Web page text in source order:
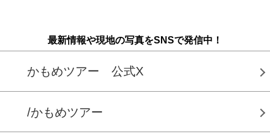
最新情報や現地の写真をSNSで発信中！
かもめツアー 公式X
/かもめツアー